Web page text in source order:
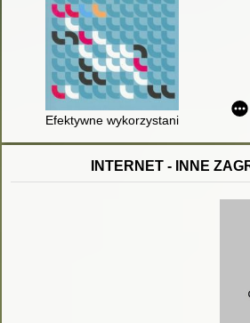
Efektywne wykorzystanie nowych
INTERNET - INNE